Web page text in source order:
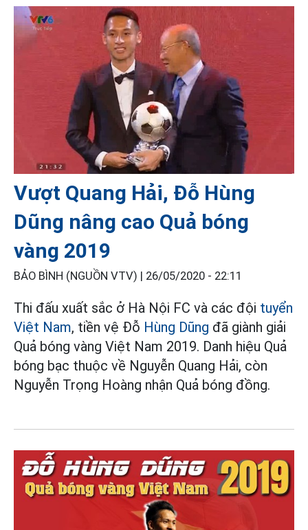
Vượt Quang Hải, Đỗ Hùng
Dũng nâng cao Quả bóng
vàng 2019
BẢO BÌNH (NGUỒN VTV) | 26/05/2020 - 22:11
Thi đấu xuất sắc ở Hà Nội FC và các đội tuyển
Việt Nam, tiền vệ Đỗ Hùng Dũng đã giành giải
Quả bóng vàng Việt Nam 2019. Danh hiệu Quả
bóng bạc thuộc về Nguyễn Quang Hải, còn
Nguyễn Trọng Hoàng nhận Quả bóng đồng.